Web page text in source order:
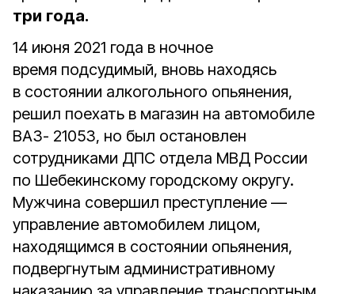
три года.
14 июня 2021 года в ночное
время подсудимый, вновь находясь
в состоянии алкогольного опьянения,
решил поехать в магазин на автомобиле
ВАЗ- 21053, но был остановлен
сотрудниками ДПС отдела МВД России
по Шебекинскому городскому округу.
Мужчина совершил преступление —
управление автомобилем лицом,
находящимся в состоянии опьянения,
подвергнутым административному